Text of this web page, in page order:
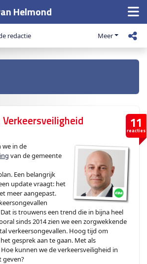
Helmond
redactie Meer
11
reacties
we in de
van de gemeente
Een belangrijk
update vraagt: het
meer aangepast.
is trouwens een trend die in bijna heel
sinds 2014 zien we een zorgwekkende
verkeersongevallen. Hoog tijd om
gesprek aan te gaan. Met als
kunnen we de verkeersveiligheid in
geven?